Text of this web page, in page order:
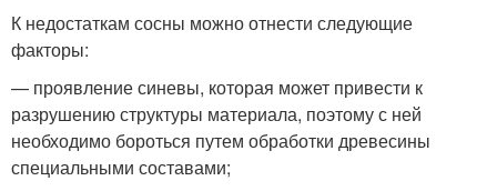
К недостаткам сосны можно отнести следующие
факторы:
— проявление синевы, которая может привести к
разрушению структуры материала, поэтому с ней
необходимо бороться путем обработки древесины
специальными составами;